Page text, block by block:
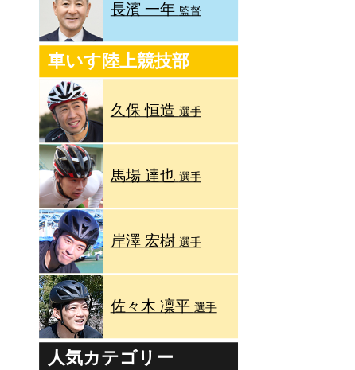
長濱 一年 監督
車いす陸上競技部
久保 恒造 選手
馬場 達也 選手
岸澤 宏樹 選手
佐々木 凜平 選手
人気カテゴリー